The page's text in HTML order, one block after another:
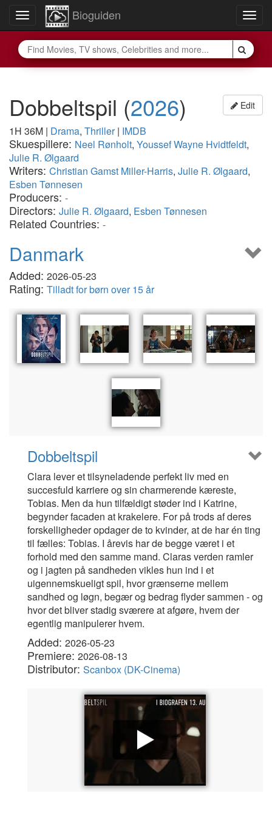
Toggle
navigation
Bioguiden
Edit
Dobbeltspil (2026)
1H 36M | Drama, Thriller| IMDB
Skuespillere: Neel Rønholt, Youssef Wayne Hvidtfeldt,
Julie R. Ølgaard
Writers: Christian Gamst Miller-Harris, Julie R. Ølgaard,
Esben Tønnesen
Producers: -
Directors: Julie R. Ølgaard, Esben Tønnesen
Related Countries: -
Danmark
Added: 2026-05-23
Rating: Tilladt for børn over 15 år
Dobbeltspil
Clara lever et tilsyneladende perfekt liv med en
succesfuld karriere og sin charmerende kæreste,
Tobias. Men da hun tilfældigt støder ind i Katrine,
begynder facaden at krakelere. For på trods af deres
forskelligheder opdager de to kvinder, at de har én ting
til fælles: Tobias. I årevis har de begge været i et
forhold med den samme mand. Claras verden ramler
og i jagten på sandheden vikles hun ind i et
uigennemskueligt spil, hvor grænserne mellem
sandhed og løgn, begær og bedrag flyder sammen - og
hvor det bliver stadig sværere at afgøre, hvem der
egentlig manipulerer hvem.
Added: 2026-05-23
Premiere: 2026-08-13
Distributor: Scanbox (DK-Cinema)